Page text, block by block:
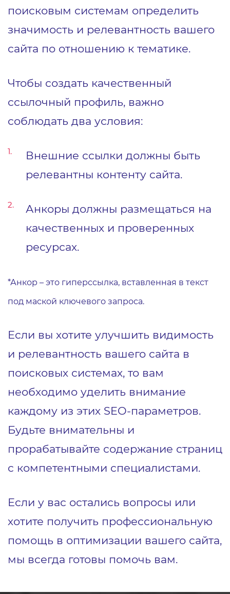
поисковым системам определить
значимость и релевантность вашего
сайта по отношению к тематике.
Чтобы создать качественный
ссылочный профиль, важно
соблюдать два условия:
Внешние ссылки должны быть
релевантны контенту сайта.
Анкоры должны размещаться на
качественных и проверенных
ресурсах.
*Анкор – это гиперссылка, вставленная в текст
под маской ключевого запроса.
Если вы хотите улучшить видимость
и релевантность вашего сайта в
поисковых системах, то вам
необходимо уделить внимание
каждому из этих SEO-параметров.
Будьте внимательны и
прорабатывайте содержание страниц
с компетентными специалистами.
Если у вас остались вопросы или
хотите получить профессиональную
помощь в оптимизации вашего сайта,
мы всегда готовы помочь вам.